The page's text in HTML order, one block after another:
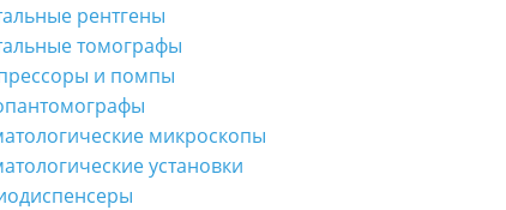
рентгены
томографы
и помпы
микроскопы
установки